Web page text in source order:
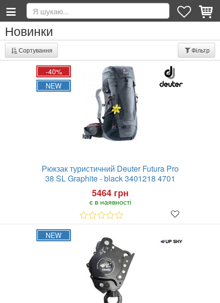
Новинки
Сортування Фільтр
-40%
NEW
Рюкзак туристичний Deuter Futura Pro
38 SL Graphite - black 3401218 4701
5464 грн
є в наявності
NEW